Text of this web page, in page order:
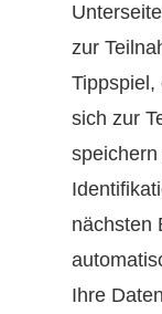
zur
Tippspiel,
sich zur
nächsten
Ihre